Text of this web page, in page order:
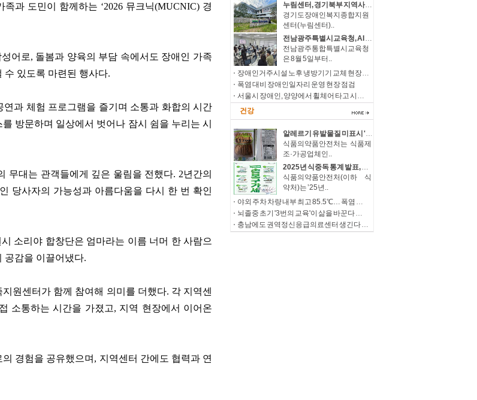
누림센터, 경기북부 지역사회 장애인복지 발전을 위한 장애인 당사자 중심의 민·관 거버넌스 구축
경기도장애인복지종합지원
센터(누림센터)..
전남광주특별시교육청, AI 활용 '장애 학생 진로·직업교육' 강화
전남광주통합특별시교육청
은 8월 5일부터..
장애인거주시설 노후 냉방기기 교체 현장점검
폭염 대비 장애인일자리 운영 현장 점검
서울시 장애인, 양양에서 휠체어 타고 시원한 여름바다 만끽
건강
알레르기 유발물질 미표시 '과자' 회수 조치
식품의약품안전처는 식품제
조·가공업체인..
2025년 식중독 통계 발표, 살모넬라 지속 증가에 따른 예방 당부
식품의약품안전처(이하 식
약처)는 ’25년..
야외 주차 차량 내부 최고 85.5℃… 폭염 속 온열질환·차량 방치사고 주의
뇌졸중 초기 '3번의 교육'이 삶을 바꾼다 우울감 낮추고 삶의 질, 직장 복귀율 높여
충남에도 권역정신응급의료센터 생긴다 정신응급환자 치료 접근성 확대